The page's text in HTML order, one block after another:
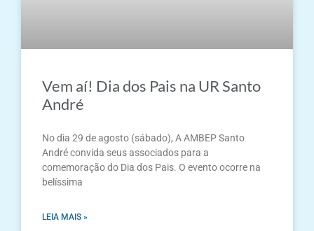
Vem aí! Dia dos Pais na UR Santo
André
No dia 29 de agosto (sábado), A AMBEP Santo
André convida seus associados para a
comemoração do Dia dos Pais. O evento ocorre na
belíssima
LEIA MAIS »